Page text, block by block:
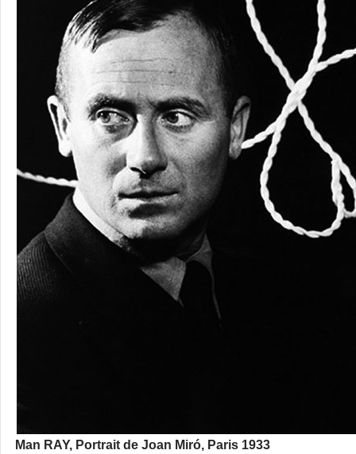
Man RAY, Portrait de Joan Miró, Paris 1933